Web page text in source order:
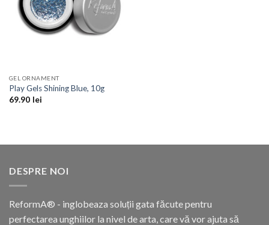
GEL ORNAMENT
Play Gels Shining Blue, 10g
69.90 lei
DESPRE NOI
ReformA® - inglobeaza soluții gata făcute pentru
perfectarea unghiilor la nivel de arta, care vă vor ajuta să